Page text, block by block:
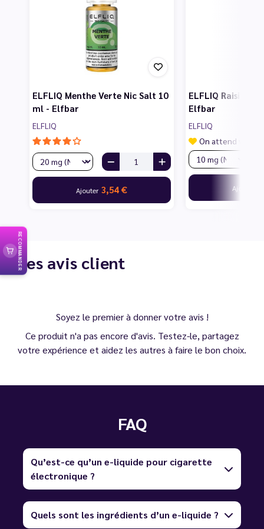
ELFLIQ Menthe Verte Nic Salt 10
ml - Elfbar
ELFLIQ
Ajouter 3,54 €
ELFLIQ Raisin
Elfbar
ELFLIQ
On attend vos
Ajouter
Les avis client
Soyez le premier à donner votre avis !
Ce produit n'a pas encore d'avis. Testez-le, partagez
votre expérience et aidez les autres à faire le bon choix.
FAQ
Qu’est-ce qu’un e-liquide pour cigarette
électronique ?
Quels sont les ingrédients d’un e-liquide ?
RECOMMANDER